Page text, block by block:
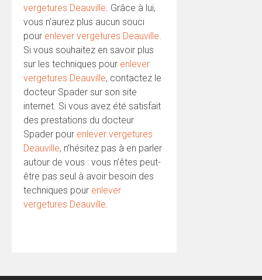
vergetures Deauville. Grâce à lui,
vous n’aurez plus aucun souci
pour enlever vergetures Deauville.
Si vous souhaitez en savoir plus
sur les techniques pour enlever
vergetures Deauville, contactez le
docteur Spader sur son site
internet. Si vous avez été satisfait
des prestations du docteur
Spader pour enlever vergetures
Deauville, n’hésitez pas à en parler
autour de vous : vous n’êtes peut-
être pas seul à avoir besoin des
techniques pour enlever
vergetures Deauville.